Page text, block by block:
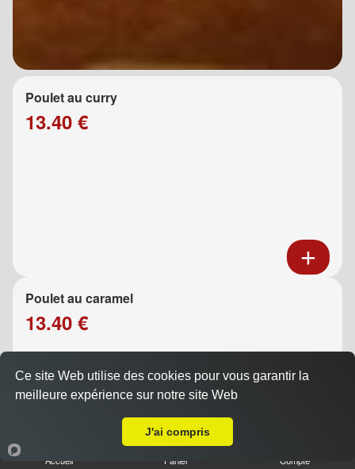
Poulet au curry
13.40 €
Poulet au caramel
13.40 €
Accueil Panier Compte
Ce site Web utilise des cookies pour vous garantir la
meilleure expérience sur notre site Web
J'ai compris